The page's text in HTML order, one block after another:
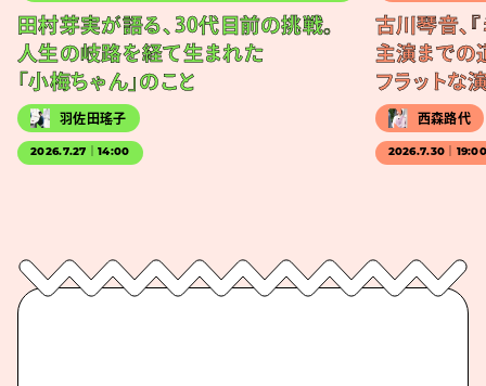
田村芽実が語る、30代目前の挑戦。
人生の岐路を経て生まれた
「小梅ちゃん」のこと
羽佐田瑤子
2026.7.27｜14:00
古川琴音、
主演までの
フラットな
西森路代
2026.7.30｜